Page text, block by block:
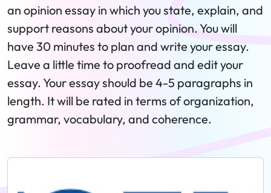
an opinion essay in which you state, explain, and
support reasons about your opinion. You will
have 30 minutes to plan and write your essay.
Leave a little time to proofread and edit your
essay. Your essay should be 4-5 paragraphs in
length. It will be rated in terms of organization,
grammar, vocabulary, and coherence.